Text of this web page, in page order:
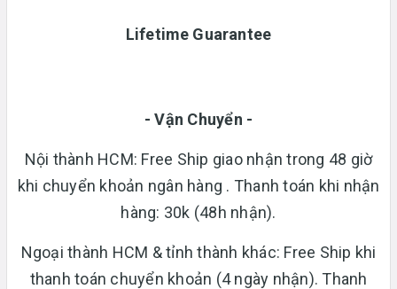
Lifetime Guarantee
- Vận Chuyển -
Nội thành HCM: Free Ship giao nhận trong 48 giờ
khi chuyển khoản ngân hàng . Thanh toán khi nhận
hàng: 30k (48h nhận).
Ngoại thành HCM & tỉnh thành khác: Free Ship khi
thanh toán chuyển khoản (4 ngày nhận). Thanh